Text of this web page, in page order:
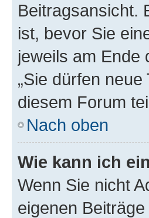
Beitragsansicht.
ist, bevor Sie
jeweils am Ende
„Sie dürfen
diesem Forum
Nach oben
Wie kann ich
Wenn Sie nicht
eigenen